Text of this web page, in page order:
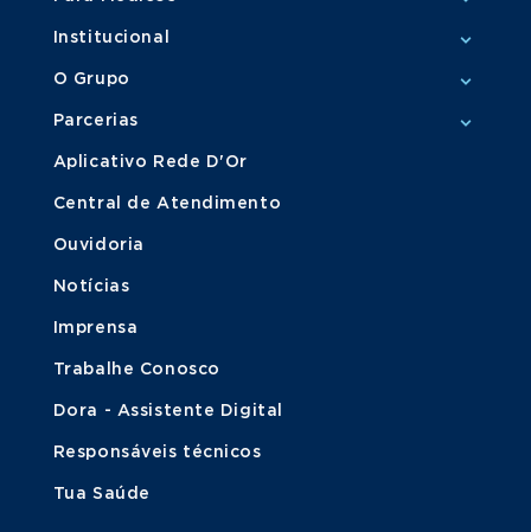
Institucional
O Grupo
Parcerias
Aplicativo Rede D'Or
Central de Atendimento
Ouvidoria
Notícias
Imprensa
Trabalhe Conosco
Dora - Assistente Digital
Responsáveis técnicos
Tua Saúde